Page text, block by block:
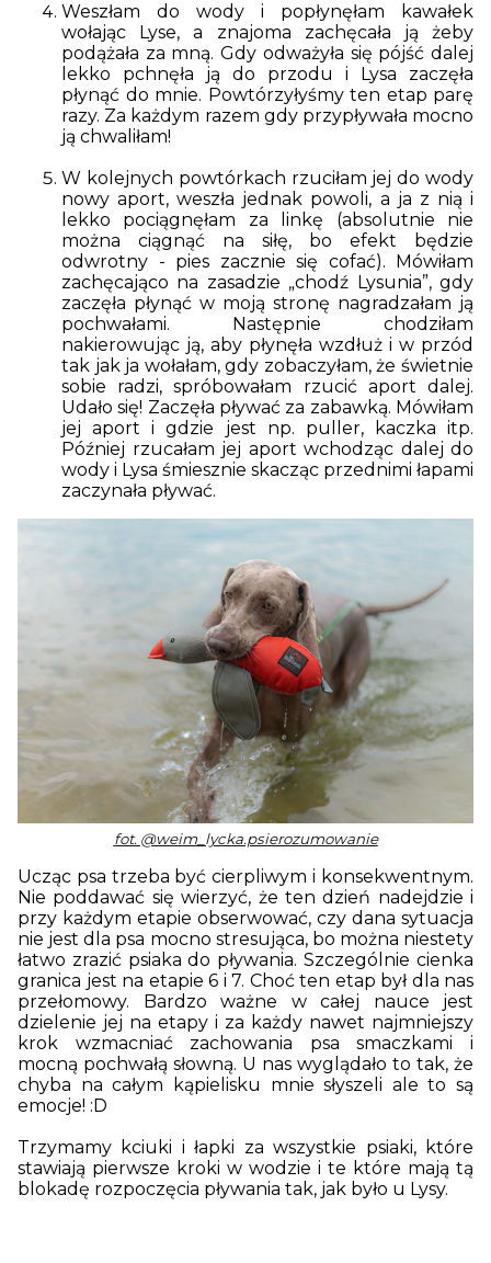
Weszłam do wody i popłynęłam kawałek
wołając Lyse, a znajoma zachęcała ją żeby
podążała za mną. Gdy odważyła się pójść dalej
lekko pchnęła ją do przodu i Lysa zaczęła
płynąć do mnie. Powtórzyłyśmy ten etap parę
razy. Za każdym razem gdy przypływała mocno
ją chwaliłam!
W kolejnych powtórkach rzuciłam jej do wody
nowy aport, weszła jednak powoli, a ja z nią i
lekko pociągnęłam za linkę (absolutnie nie
można ciągnąć na siłę, bo efekt będzie
odwrotny - pies zacznie się cofać). Mówiłam
zachęcająco na zasadzie „chodź Lysunia”, gdy
zaczęła płynąć w moją stronę nagradzałam ją
pochwałami. Następnie chodziłam
nakierowując ją, aby płynęła wzdłuż i w przód
tak jak ja wołałam, gdy zobaczyłam, że świetnie
sobie radzi, spróbowałam rzucić aport dalej.
Udało się! Zaczęła pływać za zabawką. Mówiłam
jej aport i gdzie jest np. puller, kaczka itp.
Później rzucałam jej aport wchodząc dalej do
wody i Lysa śmiesznie skacząc przednimi łapami
zaczynała pływać.
fot. @weim_lycka.psierozumowanie
Ucząc psa trzeba być cierpliwym i konsekwentnym.
Nie poddawać się wierzyć, że ten dzień nadejdzie i
przy każdym etapie obserwować, czy dana sytuacja
nie jest dla psa mocno stresująca, bo można niestety
łatwo zrazić psiaka do pływania. Szczególnie cienka
granica jest na etapie 6 i 7. Choć ten etap był dla nas
przełomowy. Bardzo ważne w całej nauce jest
dzielenie jej na etapy i za każdy nawet najmniejszy
krok wzmacniać zachowania psa smaczkami i
mocną pochwałą słowną. U nas wyglądało to tak, że
chyba na całym kąpielisku mnie słyszeli ale to są
emocje! :D
Trzymamy kciuki i łapki za wszystkie psiaki, które
stawiają pierwsze kroki w wodzie i te które mają tą
blokadę rozpoczęcia pływania tak, jak było u Lysy.